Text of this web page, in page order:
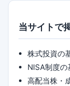
当サイトで
株式投資の
NISA制度の
高配当株・